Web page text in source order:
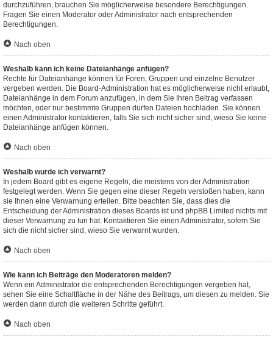
durchzuführen, brauchen Sie möglicherweise besondere Berechtigungen.
Fragen Sie einen Moderator oder Administrator nach entsprechenden
Berechtigungen.
Nach oben
Weshalb kann ich keine Dateianhänge anfügen?
Rechte für Dateianhänge können für Foren, Gruppen und einzelne Benutzer
vergeben werden. Die Board-Administration hat es möglicherweise nicht erlaubt,
Dateianhänge in dem Forum anzufügen, in dem Sie Ihren Beitrag verfassen
möchten, oder nur bestimmte Gruppen dürfen Dateien hochladen. Sie können
einen Administrator kontaktieren, falls Sie sich nicht sicher sind, wieso Sie keine
Dateianhänge anfügen können.
Nach oben
Weshalb wurde ich verwarnt?
In jedem Board gibt es eigene Regeln, die meistens von der Administration
festgelegt werden. Wenn Sie gegen eine dieser Regeln verstoßen haben, kann
sie Ihnen eine Verwarnung erteilen. Bitte beachten Sie, dass dies die
Entscheidung der Administration dieses Boards ist und phpBB Limited nichts mit
dieser Verwarnung zu tun hat. Kontaktieren Sie einen Administrator, sofern Sie
sich die nicht sicher sind, wieso Sie verwarnt wurden.
Nach oben
Wie kann ich Beiträge den Moderatoren melden?
Wenn ein Administrator die entsprechenden Berechtigungen vergeben hat,
sehen Sie eine Schaltfläche in der Nähe des Beitrags, um diesen zu melden. Sie
werden dann durch die weiteren Schritte geführt.
Nach oben